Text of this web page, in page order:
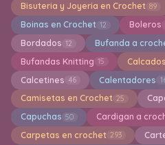
Bisuteria y Joyeria en Crochet 89
Boinas en Crochet 12 Boleros
Bordados 12 Bufanda a
Bufandas Knitting 15
Calcetines 46 Calentadores
Camisetas en Crochet 25
Capuchas 50 Cardigan a
Carpetas en crochet 293